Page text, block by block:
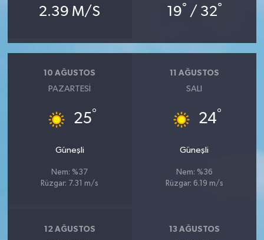
2.39 M/S 19° / 32°
10 AĞUSTOS
PAZARTESI
25°
Güneşli
Nem: %37
Rüzgar: 7.31 m/s
11 AĞUSTOS
SALI
24°
Güneşli
Nem: %36
Rüzgar: 6.19 m/s
12 AĞUSTOS 13 AĞUSTOS